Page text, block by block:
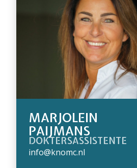
MARJOLEIN
PAIJMANS
DOKTERSASSISTENTE
info@knomc.nl